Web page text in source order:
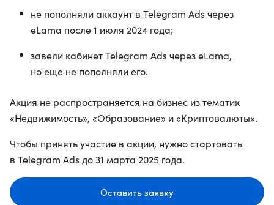
не пополняли аккаунт в Telegram Ads через
eLama после 1 июля 2024 года;
завели кабинет Telegram Ads через eLama,
но еще не пополняли его.
Акция не распространяется на бизнес из тематик
«Недвижимость», «Образование» и «Криптовалюты».
Чтобы принять участие в акции, нужно стартовать
в Telegram Ads до 31 марта 2025 года.
Оставить заявку